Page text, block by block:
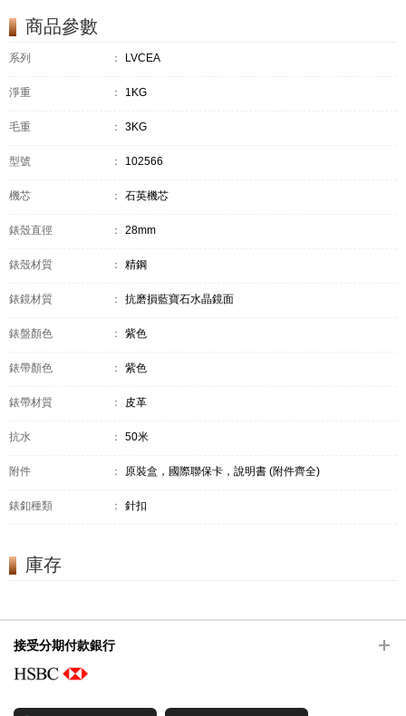
商品參數
系列 ： LVCEA
淨重 ： 1KG
毛重 ： 3KG
型號 ： 102566
機芯 ： 石英機芯
錶殼直徑 ： 28mm
錶殼材質 ： 精鋼
錶鏡材質 ： 抗磨損藍寶石水晶鏡面
錶盤顏色 ： 紫色
錶帶顏色 ： 紫色
錶帶材質 ： 皮革
抗水 ： 50米
附件 ： 原裝盒，國際聯保卡，說明書 (附件齊全)
錶釦種類 ： 針扣
庫存
接受分期付款銀行